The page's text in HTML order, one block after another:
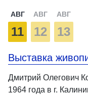
АВГ
11
АВГ
12
АВГ
13
Выставка
Дмитрий Олегович
1964 года в г.